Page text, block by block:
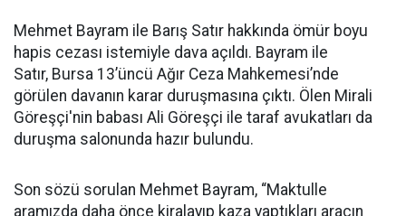
Mehmet Bayram ile Barış Satır hakkında ömür boyu
hapis cezası istemiyle dava açıldı. Bayram ile
Satır, Bursa 13’üncü Ağır Ceza Mahkemesi’nde
görülen davanın karar duruşmasına çıktı. Ölen Mirali
Göreşçi'nin babası Ali Göreşçi ile taraf avukatları da
duruşma salonunda hazır bulundu.
Son sözü sorulan Mehmet Bayram, “Maktulle
aramızda daha önce kiralayıp kaza yaptıkları aracın